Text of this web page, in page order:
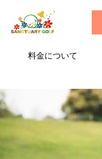
料金について